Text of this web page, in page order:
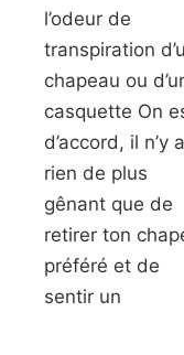
l’odeur de
transpiration
chapeau ou
casquette On
d’accord, il n’y a
rien de plus
gênant que de
retirer ton
préféré et de
sentir un